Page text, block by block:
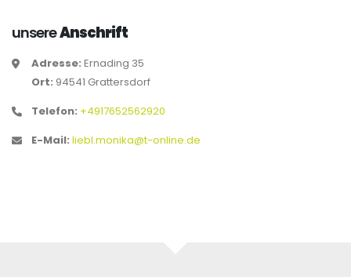
unsereAnschrift
Adresse: Ernading 35
Ort: 94541 Grattersdorf
Telefon: +4917652562920
E-Mail: liebl.monika@t-online.de